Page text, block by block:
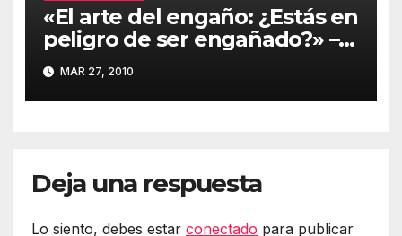
«El arte del engaño: ¿Estás en
peligro de ser engañado?» –
Kevin Mitnick
MAR 27, 2010
Deja una respuesta
Lo siento, debes estar conectado para publicar